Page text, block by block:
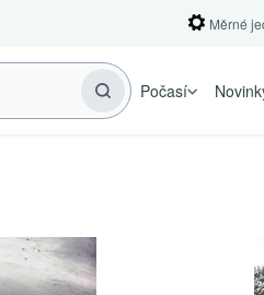
Měrné
Počasí